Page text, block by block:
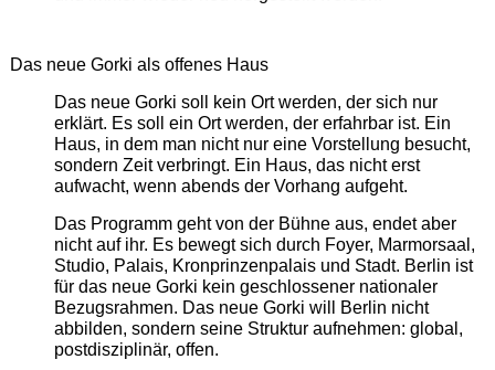
Das neue Gorki als offenes Haus
Das neue Gorki soll kein Ort werden, der sich nur
erklärt. Es soll ein Ort werden, der erfahrbar ist. Ein
Haus, in dem man nicht nur eine Vorstellung besucht,
sondern Zeit verbringt. Ein Haus, das nicht erst
aufwacht, wenn abends der Vorhang aufgeht.
Das Programm geht von der Bühne aus, endet aber
nicht auf ihr. Es bewegt sich durch Foyer, Marmorsaal,
Studio, Palais, Kronprinzenpalais und Stadt. Berlin ist
für das neue Gorki kein geschlossener nationaler
Bezugsrahmen. Das neue Gorki will Berlin nicht
abbilden, sondern seine Struktur aufnehmen: global,
postdisziplinär, offen.